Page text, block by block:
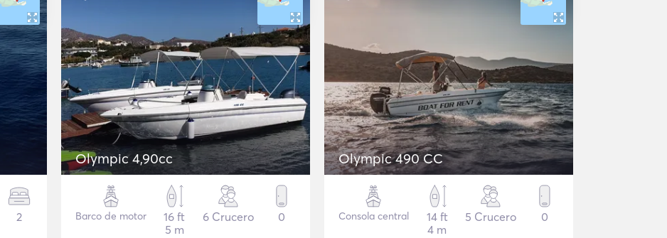
2
Olympic 4,90cc
Barco de motor
16 ft
5 m
6 Crucero 0
Olympic 490 CC
Consola central
14 ft
4 m
5 Crucero 0